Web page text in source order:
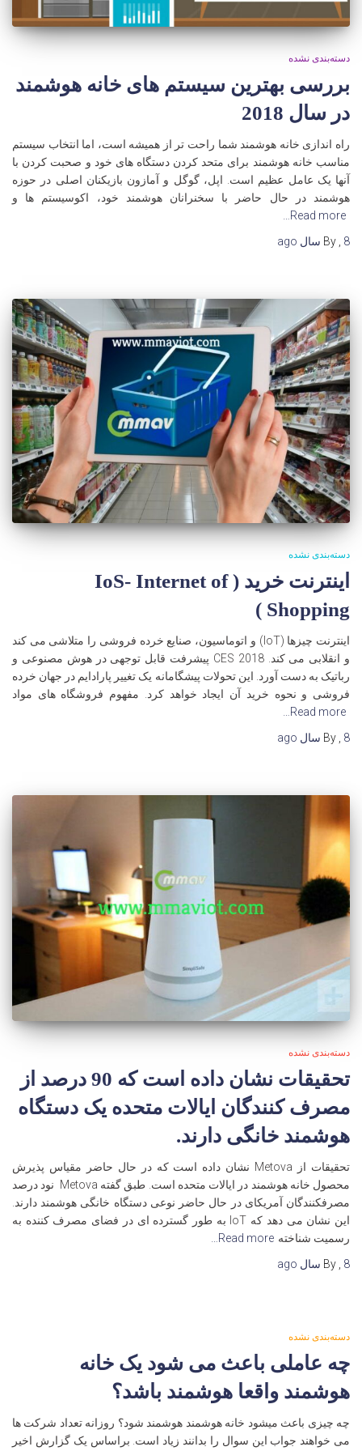
دسته‌بندی نشده
بررسی بهترین سیستم های خانه هوشمند
در سال 2018
راه اندازی خانه هوشمند شما راحت تر از همیشه است، اما انتخاب سیستم
مناسب خانه هوشمند برای متحد کردن دستگاه های خود و صحبت کردن با
آنها یک عامل عظیم است. اپل، گوگل و آمازون بازیکنان اصلی در حوزه
هوشمند در حال حاضر با سخنرانان هوشمند خود، اکوسیستم ها و
Read more…
By
8 سال
دسته‌بندی نشده
اینترنت خرید ( IoS- Internet of
Shopping )
اینترنت چیزها (IoT) و اتوماسیون، صنایع خرده فروشی را متلاشی می کند
و انقلابی می کند. CES 2018 پیشرفت قابل توجهی در هوش مصنوعی و
رباتیک به دست آورد. این تحولات پیشگامانه یک تغییر پارادایم در جهان خرده
فروشی و نحوه خرید آن ایجاد خواهد کرد. مفهوم فروشگاه های مواد
Read more…
By
8 سال
دسته‌بندی نشده
تحقیقات نشان داده است که 90 درصد از
مصرف کنندگان ایالات متحده یک دستگاه
هوشمند خانگی دارند.
تحقیقات از Metova نشان داده است که در حال حاضر مقیاس پذیرش
محصول خانه هوشمند در ایالات متحده است. طبق گفته Metova نود درصد
مصرفکنندگان آمریکای در حال حاضر نوعی دستگاه خانگی هوشمند دارند.
این نشان می دهد که IoT به طور گسترده ای در فضای مصرف کننده به
رسمیت شناخته Read more…
By
8 سال
دسته‌بندی نشده
چه عاملی باعث می شود یک خانه
هوشمند واقعا هوشمند باشد؟
چه چیزی باعث میشود خانه هوشمند هوشمند شود؟ روزانه تعداد شرکت ها
می خواهند جواب این سوال را بدانند زیاد است. براساس یک گزارش اخیر